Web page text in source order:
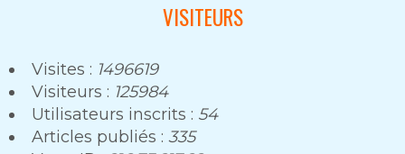
VISITEURS
Visites : 1496619
Visiteurs : 125984
Utilisateurs inscrits : 54
Articles publiés : 335